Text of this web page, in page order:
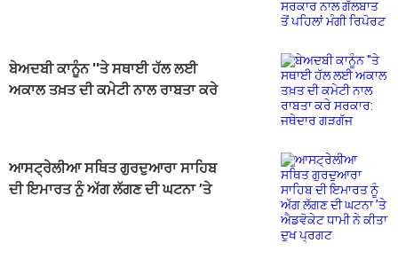
ਬੇਅਦਬੀ ਕਾਨੂੰਨ ''ਤੇ ਸਥਾਈ ਹੱਲ ਲਈ
ਅਕਾਲ ਤਖ਼ਤ ਦੀ ਕਮੇਟੀ ਨਾਲ ਰਾਬਤਾ ਕਰੇ
ਆਸਟ੍ਰੇਲੀਆ ਸਥਿਤ ਗੁਰਦੁਆਰਾ ਸਾਹਿਬ
ਦੀ ਇਮਾਰਤ ਨੂੰ ਅੱਗ ਲੱਗਣ ਦੀ ਘਟਨਾ ’ਤੇ